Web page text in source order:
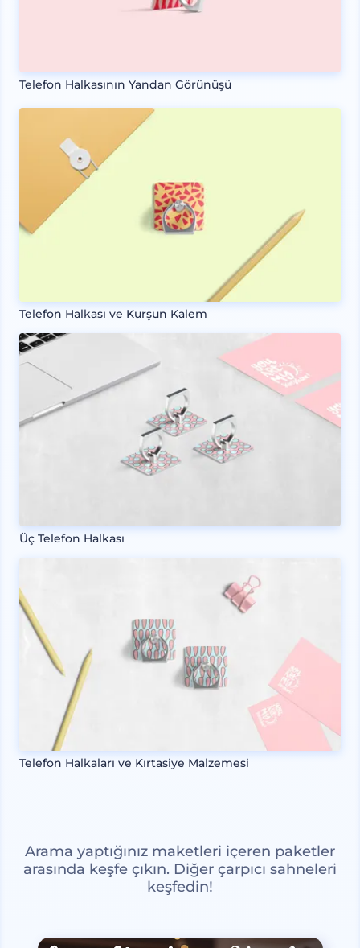
Telefon Halkasının Yandan Görünüşü
Telefon Halkası ve Kurşun Kalem
Üç Telefon Halkası
Telefon Halkaları ve Kırtasiye Malzemesi
Arama yaptığınız maketleri içeren paketler
arasında keşfe çıkın. Diğer çarpıcı sahneleri
keşfedin!